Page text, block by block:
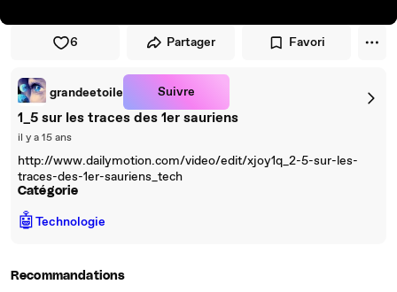
6 Partager Favori
grandeetoile Suivre
1_5 sur les traces des 1er sauriens
il y a 15 ans
http://www.dailymotion.com/video/edit/xjoy1q_2-5-sur-les-
traces-des-1er-sauriens_tech
Catégorie
🤖Technologie
Recommandations